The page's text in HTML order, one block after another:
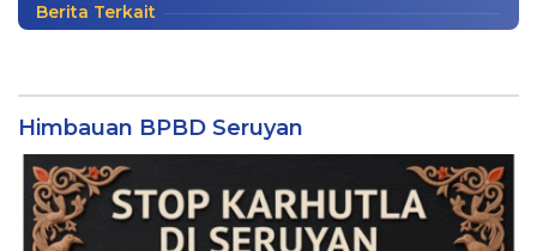
Berita Terkait
Himbauan BPBD Seruyan